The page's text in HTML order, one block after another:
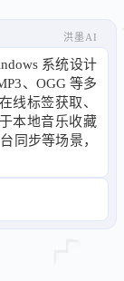
洪墨AI
系统设计
、OGG 等多
线标签获取、
本地音乐收藏
同步等场景，